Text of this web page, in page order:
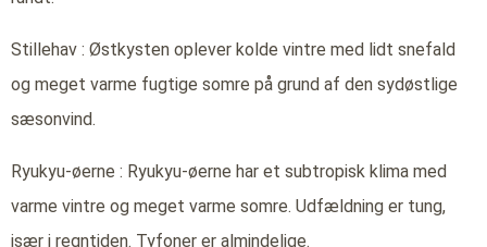
Stillehav : Østkysten oplever kolde vintre med lidt snefald
og meget varme fugtige somre på grund af den sydøstlige
sæsonvind.
Ryukyu-øerne : Ryukyu-øerne har et subtropisk klima med
varme vintre og meget varme somre. Udfældning er tung,
især i regntiden. Tyfoner er almindelige.